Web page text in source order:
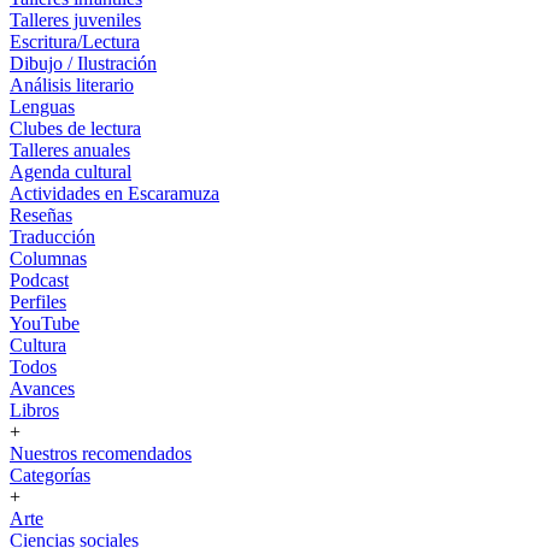
Talleres juveniles
Escritura/Lectura
Dibujo / Ilustración
Análisis literario
Lenguas
Clubes de lectura
Talleres anuales
Agenda cultural
Actividades en Escaramuza
Reseñas
Traducción
Columnas
Podcast
Perfiles
YouTube
Cultura
Todos
Avances
Libros
+
Nuestros recomendados
Categorías
+
Arte
Ciencias sociales